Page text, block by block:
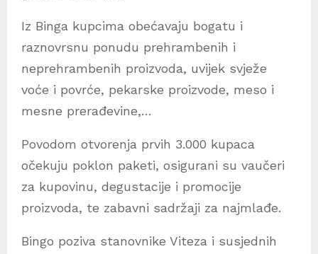
Iz Binga kupcima obećavaju bogatu i
raznovrsnu ponudu prehrambenih i
neprehrambenih proizvoda, uvijek svježe
voće i povrće, pekarske proizvode, meso i
mesne prerađevine,…
Povodom otvorenja prvih 3.000 kupaca
očekuju poklon paketi, osigurani su vaučeri
za kupovinu, degustacije i promocije
proizvoda, te zabavni sadržaji za najmlađe.
Bingo poziva stanovnike Viteza i susjednih